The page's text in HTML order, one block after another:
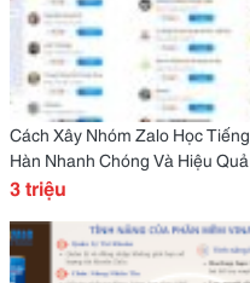
Cách Xây Nhóm Zalo Học Tiếng
Hàn Nhanh Chóng Và Hiệu Quả
3 triệu